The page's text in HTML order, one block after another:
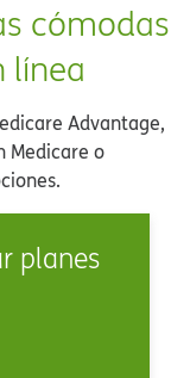
cómodas
línea​​
Advantage,
Medicare o
planes